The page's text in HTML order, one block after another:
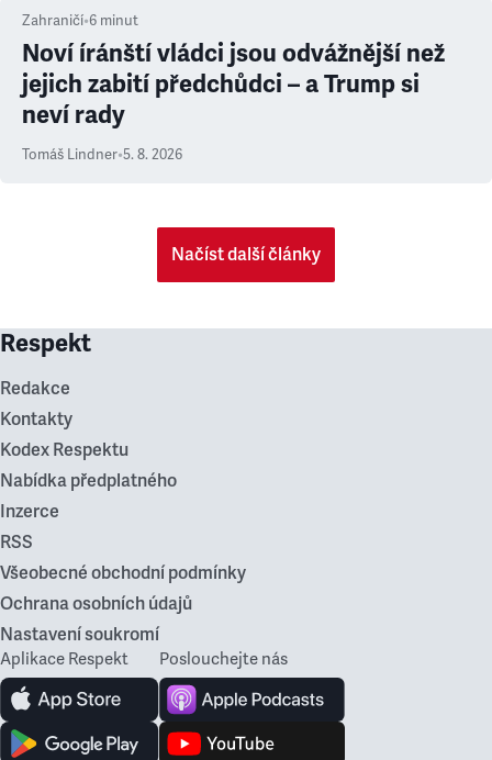
Zahraničí•6 minut
Noví íránští vládci jsou odvážnější než
jejich zabití předchůdci – a Trump si
neví rady
Tomáš Lindner•5. 8. 2026
Načíst další články
Respekt
Redakce
Kontakty
Kodex Respektu
Nabídka předplatného
Inzerce
RSS
Všeobecné obchodní podmínky
Ochrana osobních údajů
Nastavení soukromí
Aplikace Respekt Poslouchejte nás